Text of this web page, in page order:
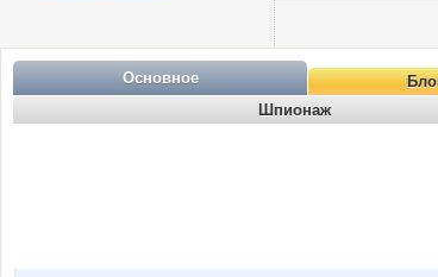
Основное
Шпионаж